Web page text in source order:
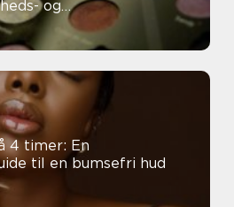
og
4 timer: En
til en bumsefri hud